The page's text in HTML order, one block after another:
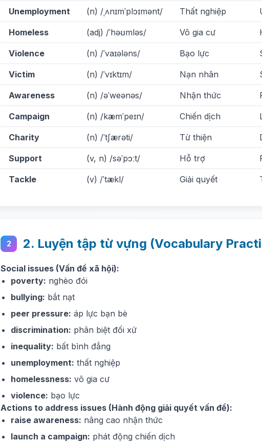
Unemployment (n) /ˌʌnɪmˈplɔɪmənt/ Thất nghiệp
Homeless (adj) /ˈhəʊmləs/ Vô gia cư
Violence (n) /ˈvaɪələns/ Bạo lực
Victim (n) /ˈvɪktɪm/ Nạn nhân
Awareness (n) /əˈweənəs/ Nhận thức
Campaign (n) /kæmˈpeɪn/ Chiến dịch
Charity (n) /ˈtʃærəti/ Từ thiện
Support (v, n) /səˈpɔːt/ Hỗ trợ
Tackle (v) /ˈtækl/ Giải quyết
2 2. Luyện tập từ vựng (Vocabulary
Social issues (Vấn đề xã hội):
poverty: nghèo đói
bullying: bắt nạt
peer pressure: áp lực bạn bè
discrimination: phân biệt đối xử
inequality: bất bình đẳng
unemployment: thất nghiệp
homelessness: vô gia cư
violence: bạo lực
Actions to address issues (Hành động giải quyết vấn đề):
raise awareness: nâng cao nhận thức
launch a campaign: phát động chiến dịch